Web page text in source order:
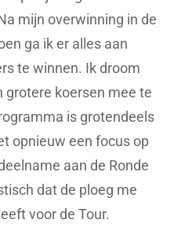
mijn overwinning in de
ga ik er alles aan
te winnen. Ik droom
grotere koersen mee te
is grotendeels
opnieuw een focus op
aan de Ronde
dat de ploeg me
voor de Tour.